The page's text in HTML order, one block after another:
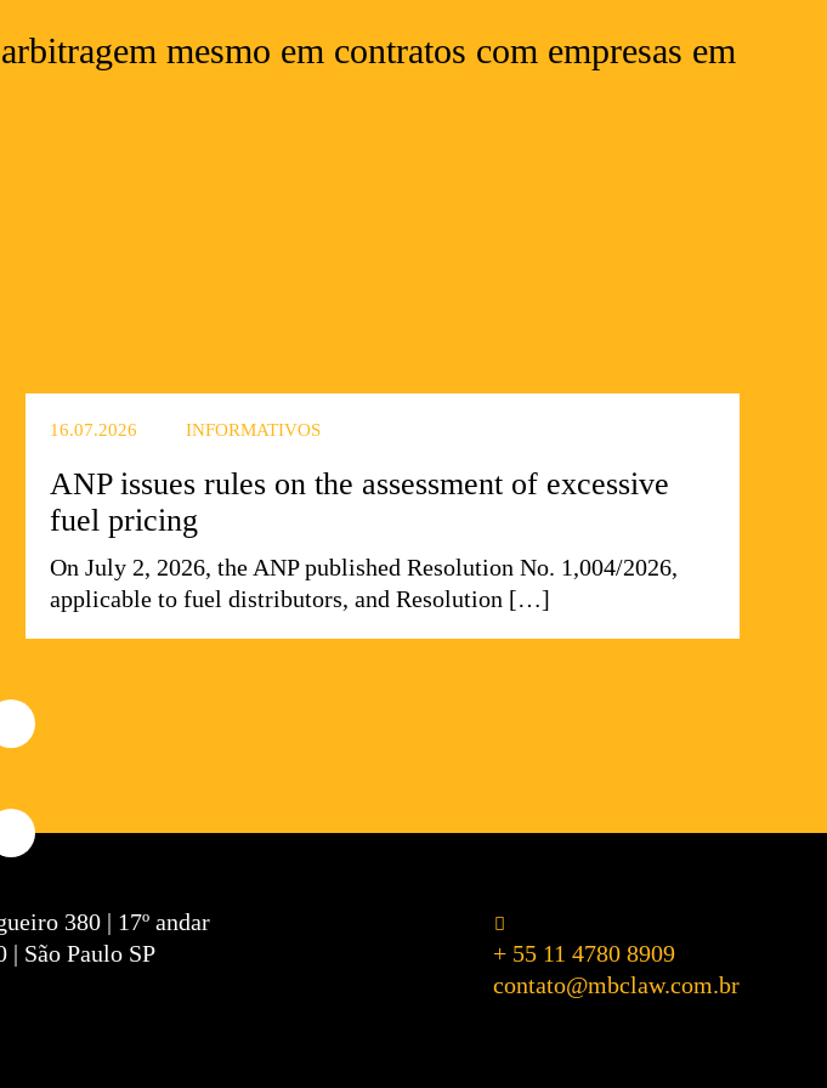
mesmo em contratos com empresas em
16.07.2026 INFORMATIVOS
ANP issues rules on the assessment of excessive
fuel pricing
On July 2, 2026, the ANP published Resolution No. 1,004/2026,
applicable to fuel distributors, and Resolution […]
380 | 17º andar
| São Paulo SP
+ 55 11 4780 8909
contato@mbclaw.com.br